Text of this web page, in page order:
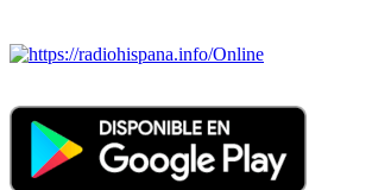
Online